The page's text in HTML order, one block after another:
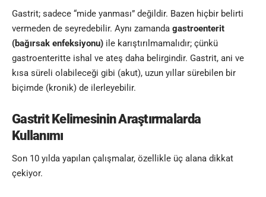
Gastrit; sadece “mide yanması” değildir. Bazen hiçbir belirti
vermeden de seyredebilir. Aynı zamanda gastroenterit
(bağırsak enfeksiyonu) ile karıştırılmamalıdır; çünkü
gastroenteritte ishal ve ateş daha belirgindir. Gastrit, ani ve
kısa süreli olabileceği gibi (akut), uzun yıllar sürebilen bir
biçimde (kronik) de ilerleyebilir.
Gastrit KelimesininAraştırmalarda
Kullanımı
Son 10 yılda yapılan çalışmalar, özellikle üç alana dikkat
çekiyor.